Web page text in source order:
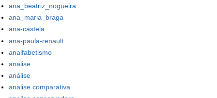
ana_beatriz_nogueira
ana_maria_braga
ana-castela
ana-paula-renault
analfabetismo
analise
análise
analise comparativa